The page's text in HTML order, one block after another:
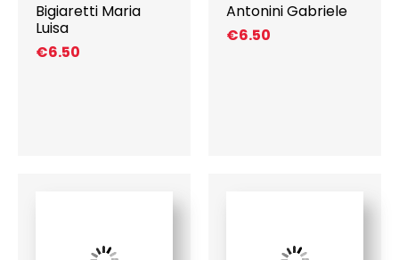
Bigiaretti Maria
Luisa
€6.50
Antonini Gabriele
€6.50